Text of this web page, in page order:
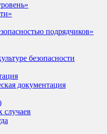
подрядчиков»
безопасности
документация
случаев